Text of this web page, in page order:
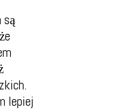
są
lepiej